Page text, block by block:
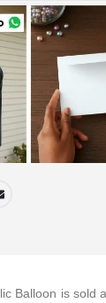
Balloon is sold